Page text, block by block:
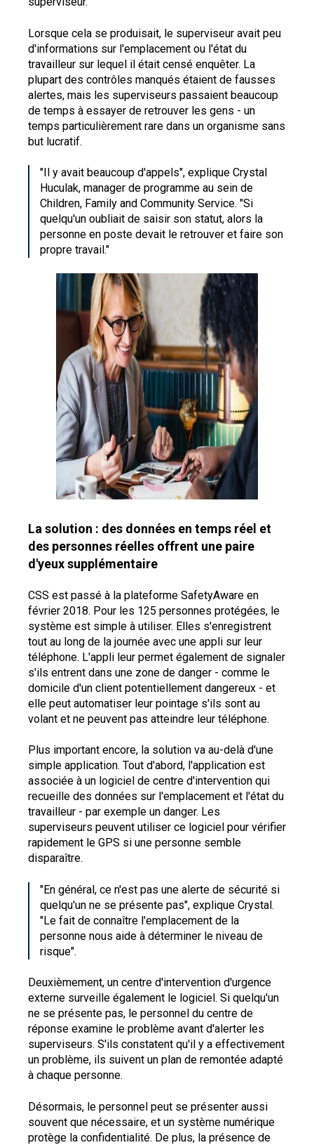
Lorsque cela se produisait, le superviseur avait peu
d'informations sur l'emplacement ou l'état du
travailleur sur lequel il était censé enquêter. La
plupart des contrôles manqués étaient de fausses
alertes, mais les superviseurs passaient beaucoup
de temps à essayer de retrouver les gens - un
temps particulièrement rare dans un organisme sans
but lucratif.
"Il y avait beaucoup d'appels", explique Crystal
Huculak, manager de programme au sein de
Children, Family and Community Service. "Si
quelqu'un oubliait de saisir son statut, alors la
personne en poste devait le retrouver et faire son
propre travail."
La solution : des données en temps réel et
des personnes réelles offrent une paire
d'yeux supplémentaire
CSS est passé à la plateforme SafetyAware en
février 2018. Pour les 125 personnes protégées, le
système est simple à utiliser. Elles s'enregistrent
tout au long de la journée avec une appli sur leur
téléphone. L'appli leur permet également de signaler
s'ils entrent dans une zone de danger - comme le
domicile d'un client potentiellement dangereux - et
elle peut automatiser leur pointage s'ils sont au
volant et ne peuvent pas atteindre leur téléphone.
Plus important encore, la solution va au-delà d'une
simple application. Tout d'abord, l'application est
associée à un logiciel de centre d'intervention qui
recueille des données sur l'emplacement et l'état du
travailleur - par exemple un danger. Les
superviseurs peuvent utiliser ce logiciel pour vérifier
rapidement le GPS si une personne semble
disparaître.
"En général, ce n'est pas une alerte de sécurité si
quelqu'un ne se présente pas", explique Crystal.
"Le fait de connaître l'emplacement de la
personne nous aide à déterminer le niveau de
risque".
Deuxièmement, un centre d'intervention d'urgence
externe surveille également le logiciel. Si quelqu'un
ne se présente pas, le personnel du centre de
réponse examine le problème avant d'alerter les
superviseurs. S'ils constatent qu'il y a effectivement
un problème, ils suivent un plan de remontée adapté
à chaque personne.
Désormais, le personnel peut se présenter aussi
souvent que nécessaire, et un système numérique
protège la confidentialité. De plus, la présence de